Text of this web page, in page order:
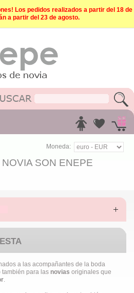
Los pedidos realizados a partir del 18 de
a partir del 23 de agosto.
Moneda:
SON ENEPE
a las acompañantes de la boda
también para las novias originales que
.